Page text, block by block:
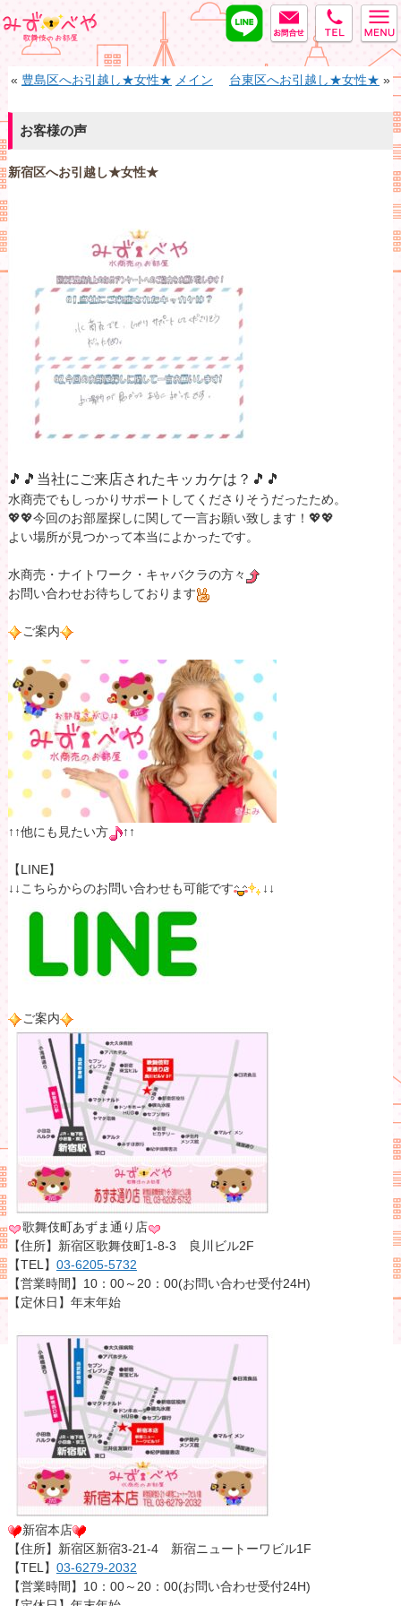
tel
MAIL
LINE
« 豊島区へお引越し★女性★ メイン 台東区へお引越し★女性★ »
お客様の声
新宿区へお引越し★女性★
🎵🎵当社にご来店されたキッカケは？🎵🎵
水商売でもしっかりサポートしてくださりそうだったため。
💖💖今回のお部屋探しに関して一言お願い致します！💖💖
よい場所が見つかって本当によかったです。
水商売・ナイトワーク・キャバクラの方々
お問い合わせお待ちしております
ご案内
↑↑他にも見たい方 ↑↑
【LINE】
↓↓こちらからのお問い合わせも可能です
↓↓
ご案内
歌舞伎町あずま通り店
【住所】新宿区歌舞伎町1-8-3 良川ビル2F
【TEL】 03-6205-5732
【営業時間】10：00～20：00(お問い合わせ受付24H)
【定休日】年末年始
新宿本店
【住所】新宿区新宿3-21-4 新宿ニュートーワビル1F
【TEL】 03-6279-2032
【営業時間】10：00～20：00(お問い合わせ受付24H)